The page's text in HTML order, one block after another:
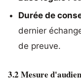
Durée de
dernier
de preuve.
3.2 Mesure